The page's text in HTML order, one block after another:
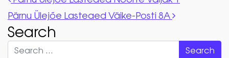
Pärnu Ülejõe Lasteaed Väike-Posti 8A
Search
Search